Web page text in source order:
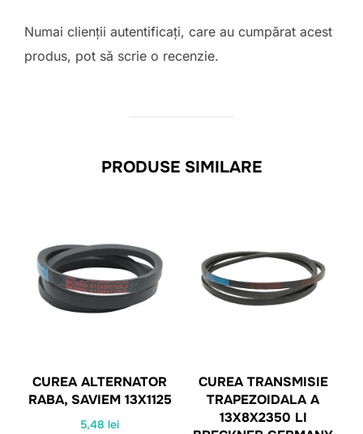
Numai clienții autentificați, care au cumpărat acest
produs, pot să scrie o recenzie.
PRODUSE SIMILARE
CUREA ALTERNATOR
RABA, SAVIEM 13X1125
5,48lei
CUREA TRANSMISIE
TRAPEZOIDALA A
13X8X2350 LI